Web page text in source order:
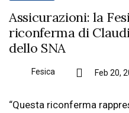
Assicurazioni: la
riconferma di
dello SNA
Fesica Feb 20,
“Questa riconferma